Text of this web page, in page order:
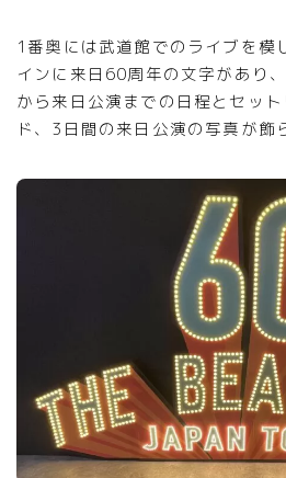
1番奥には武道館でのライブを模
インに来日60周年の文字があり
から来日公演までの日程とセッ
ド、3日間の来日公演の写真が飾